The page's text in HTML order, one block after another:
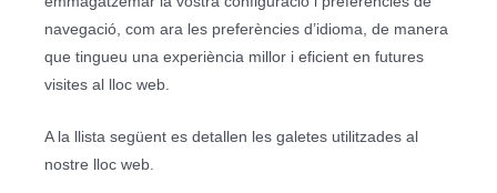
navegació, com ara les preferències d’idioma, de manera
que tingueu una experiència millor i eficient en futures
visites al lloc web.
A la llista següent es detallen les galetes utilitzades al
nostre lloc web.